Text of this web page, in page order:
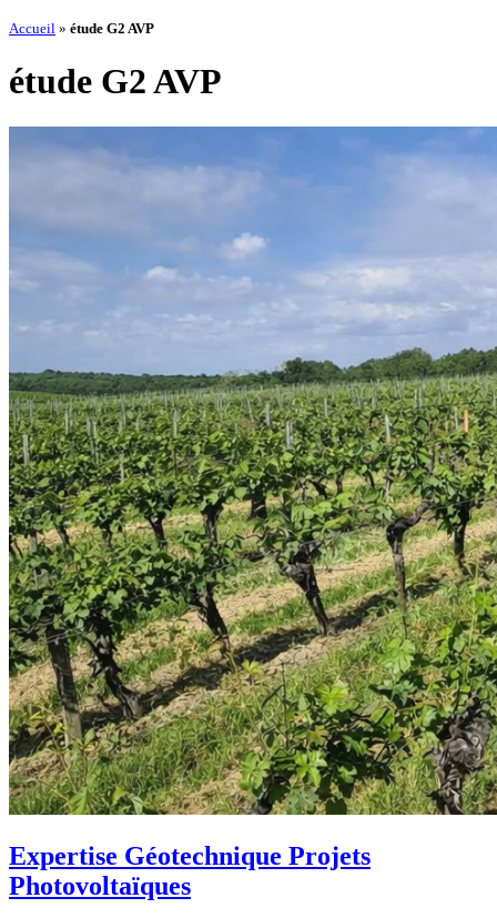
Accueil » étude G2 AVP
étude G2 AVP
Expertise Géotechnique Projets
Photovoltaïques